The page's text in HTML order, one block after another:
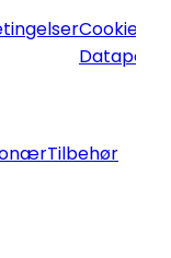
Cookie og
Tilbehør